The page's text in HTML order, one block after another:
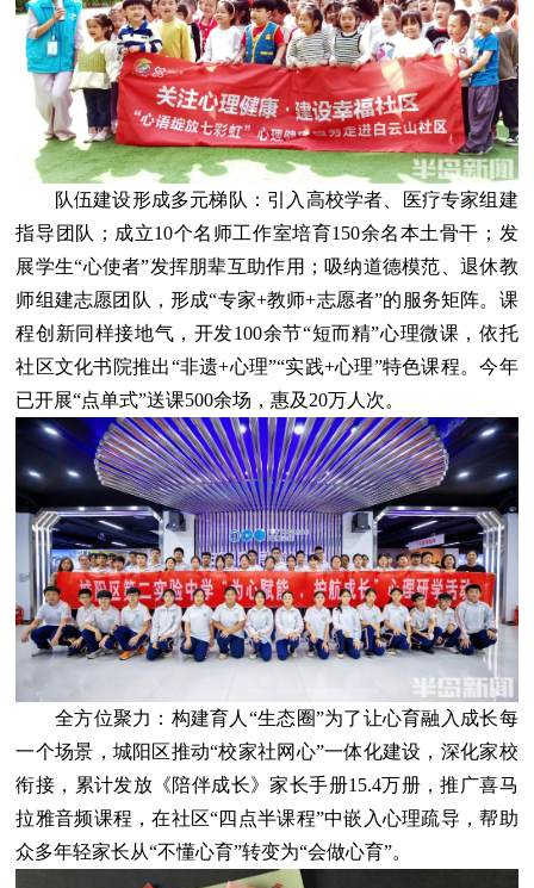
队伍建设形成多元梯队：引入高校学者、医疗专家组建
指导团队；成立10个名师工作室培育150余名本土骨干；发
展学生“心使者”发挥朋辈互助作用；吸纳道德模范、退休教
师组建志愿团队，形成“专家+教师+志愿者”的服务矩阵。课
程创新同样接地气，开发100余节“短而精”心理微课，依托
社区文化书院推出“非遗+心理”“实践+心理”特色课程。今年
已开展“点单式”送课500余场，惠及20万人次。
全方位聚力：构建育人“生态圈”为了让心育融入成长每
一个场景，城阳区推动“校家社网心”一体化建设，深化家校
衔接，累计发放《陪伴成长》家长手册15.4万册，推广喜马
拉雅音频课程，在社区“四点半课程”中嵌入心理疏导，帮助
众多年轻家长从“不懂心育”转变为“会做心育”。